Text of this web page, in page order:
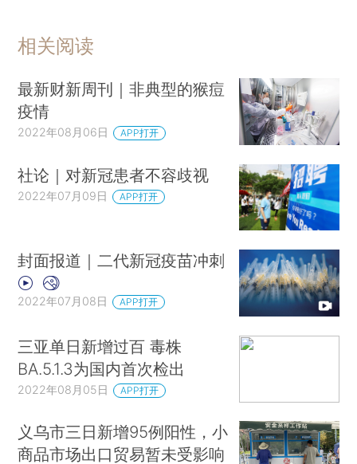
相关阅读
最新财新周刊｜非典型的猴痘
疫情
2022年08月06日 APP打开
社论｜对新冠患者不容歧视
2022年07月09日 APP打开
封面报道｜二代新冠疫苗冲刺
2022年07月08日 APP打开
三亚单日新增过百 毒株
BA.5.1.3为国内首次检出
2022年08月05日 APP打开
义乌市三日新增95例阳性，小
商品市场出口贸易暂未受影响